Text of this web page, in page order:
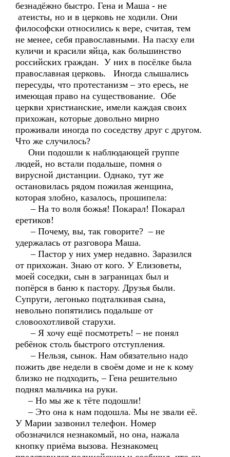
безнадёжно быстро. Гена и Маша - не
атеисты, но и в церковь не ходили. Они
философски относились к вере, считая, тем
не менее, себя православными. На пасху ели
куличи и красили яйца, как большинство
российских граждан. У них в посёлке была
православная церковь. Иногда слышались
пересуды, что протестанизм – это ересь, не
имеющая право на существование. Обе
церкви христианские, имели каждая своих
прихожан, которые довольно мирно
проживали иногда по соседству друг с другом.
Что же случилось?
Они подошли к наблюдающей группе
людей, но встали подальше, помня о
вирусной дистанции. Однако, тут же
остановилась рядом пожилая женщина,
которая злобно, казалось, прошипела:
– На то воля божья! Покарал! Покарал
еретиков!
– Почему, вы, так говорите? – не
удержалась от разговора Маша.
– Пастор у них умер недавно. Заразился
от прихожан. Знаю от кого. У Елизоветы,
моей соседки, сын в заграницах был и
попёрся в баню к пастору. Друзья были.
Супруги, легонько подталкивая сына,
невольно попятились подальше от
словоохотливой старухи.
– Я хочу ещё посмотреть! – не понял
ребёнок столь быстрого отступления.
– Нельзя, сынок. Нам обязательно надо
пожить две недели в своём доме и не к кому
близко не подходить, – Гена решительно
поднял мальчика на руки.
– Но мы же к тёте подошли!
– Это она к нам подошла. Мы не звали её.
У Марии зазвонил телефон. Номер
обозначился незнакомый, но она, нажала
кнопку приёма вызова. Незнакомец